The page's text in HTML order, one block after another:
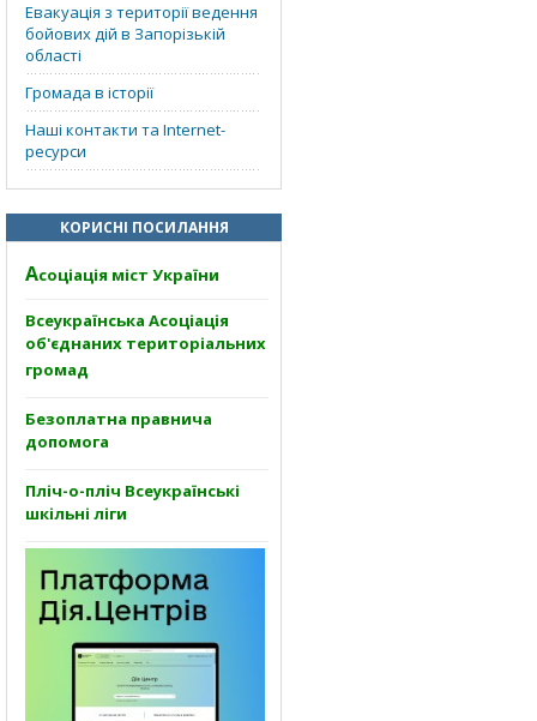
Евакуація з території ведення
бойових дій в Запорізькій
області
Громада в історії
Наші контакти та Internet-
ресурси
КОРИСНІ ПОСИЛАННЯ
Асоціація міст України
Всеукраїнська Асоціація
об'єднаних територіальних
громад
Безоплатна правнича
допомога
Пліч-о-пліч Всеукраїнські
шкільні ліги